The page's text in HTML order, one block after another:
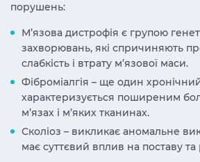
порушень:
М’язова дистрофія є групою
захворювань, які спричиняють
слабкість і втрату м’язової маси.
Фіброміалгія – ще один
характеризується поширеним
м’язах і м’яких тканинах.
Сколіоз – викликає аномальне
має суттєвий вплив на поставу та